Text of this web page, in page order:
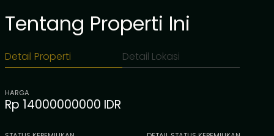
Tentang Properti Ini
Detail Properti Detail Lokasi
HARGA
Rp 14000000000 IDR